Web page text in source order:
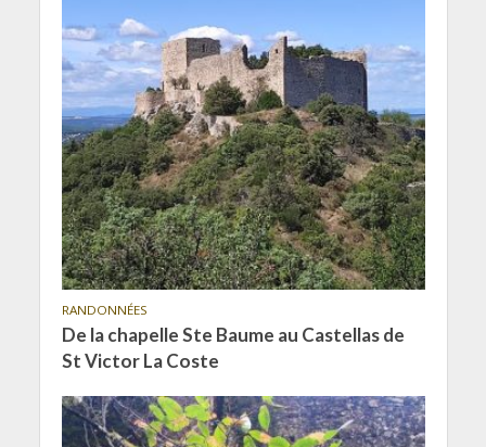
RANDONNÉES
De la chapelle Ste Baume au Castellas de
St Victor La Coste